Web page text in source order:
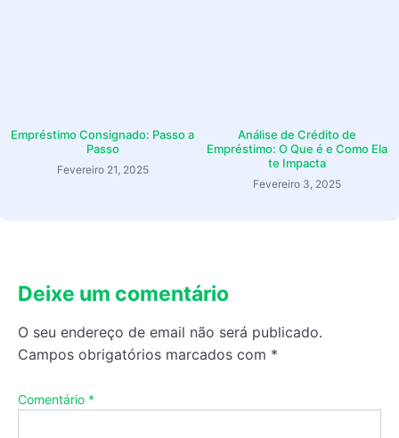
Empréstimo Consignado: Passo a
Passo
Fevereiro 21, 2025
Análise de Crédito de
Empréstimo: O Que é e Como Ela
te Impacta
Fevereiro 3, 2025
Deixe um comentário
O seu endereço de email não será publicado.
Campos obrigatórios marcados com *
Comentário *